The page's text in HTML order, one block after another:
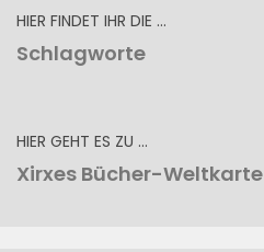
HIER FINDET IHR DIE …
Schlagworte
HIER GEHT ES ZU …
Xirxes Bücher-Weltkarte